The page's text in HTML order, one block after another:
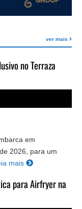
ver mais
no Terraza
em
2026, para um
mais
para Airfryer na